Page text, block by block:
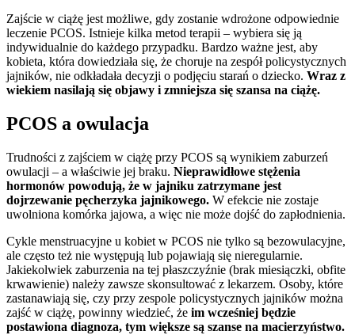
Zajście w ciążę jest możliwe, gdy zostanie wdrożone odpowiednie
leczenie PCOS. Istnieje kilka metod terapii – wybiera się ją
indywidualnie do każdego przypadku. Bardzo ważne jest, aby
kobieta, która dowiedziała się, że choruje na zespół policystycznych
jajników, nie odkładała decyzji o podjęciu starań o dziecko. Wraz z
wiekiem nasilają się objawy i zmniejsza się szansa na ciążę.
PCOS a owulacja
Trudności z zajściem w ciążę przy PCOS są wynikiem zaburzeń
owulacji – a właściwie jej braku. Nieprawidłowe stężenia
hormonów powodują, że w jajniku zatrzymane jest
dojrzewanie pęcherzyka jajnikowego. W efekcie nie zostaje
uwolniona komórka jajowa, a więc nie może dojść do zapłodnienia.
Cykle menstruacyjne u kobiet w PCOS nie tylko są bezowulacyjne,
ale często też nie występują lub pojawiają się nieregularnie.
Jakiekolwiek zaburzenia na tej płaszczyźnie (brak miesiączki, obfite
krwawienie) należy zawsze skonsultować z lekarzem. Osoby, które
zastanawiają się, czy przy zespole policystycznych jajników można
zajść w ciążę, powinny wiedzieć, że im wcześniej będzie
postawiona diagnoza, tym większe są szanse na macierzyństwo.